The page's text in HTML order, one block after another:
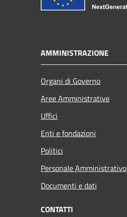
AMMINISTRAZIONE
Organi di Governo
Aree Amministrative
Uffici
Enti e fondazioni
Politici
Personale Amministrativo
Documenti e dati
CONTATTI